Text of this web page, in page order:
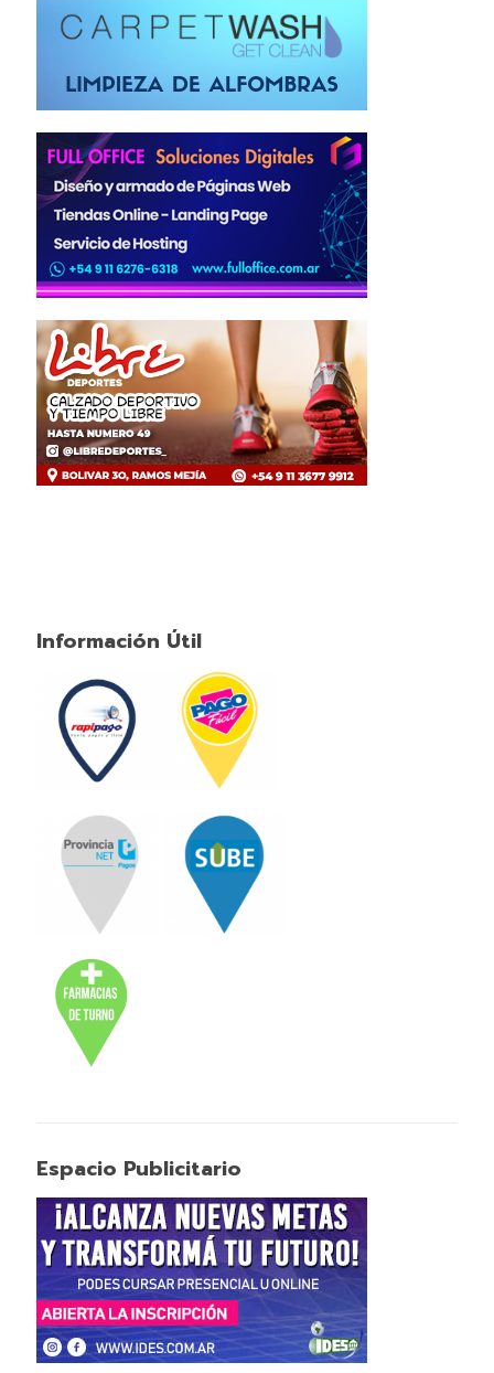
Información Útil
Espacio Publicitario